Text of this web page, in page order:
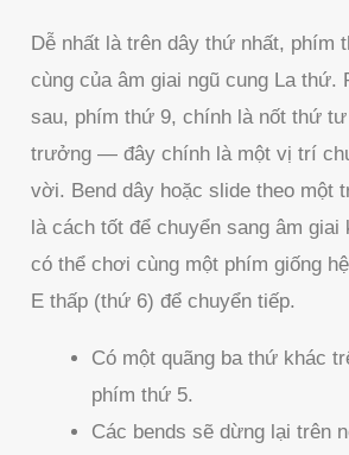
Dễ nhất là trên dây thứ nhất, phím
cùng của âm giai ngũ cung La thứ.
sau, phím thứ 9, chính là nốt thứ
trưởng — đây chính là một vị trí
vời. Bend dây hoặc slide theo một
là cách tốt để chuyển sang âm giai
có thể chơi cùng một phím giống
E thấp (thứ 6) để chuyển tiếp.
Có một quãng ba thứ khác
phím thứ 5.
Các bends sẽ dừng lại trên